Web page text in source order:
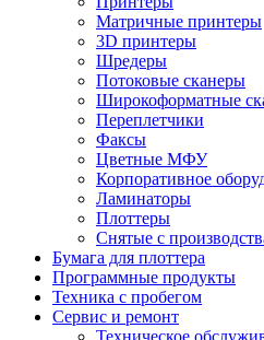
Матричные принтеры
3D принтеры
Шредеры
Потоковые сканеры
Широкоформатные
Переплетчики
Факсы
Цветные МФУ
Корпоративное
Ламинаторы
Плоттеры
Снятые с
Бумага для плоттера
Программные продукты
Техника с пробегом
Сервис и ремонт
Техническое